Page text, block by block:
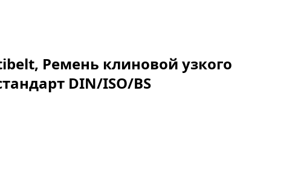
Ремень клиновой узкого
DIN/ISO/BS